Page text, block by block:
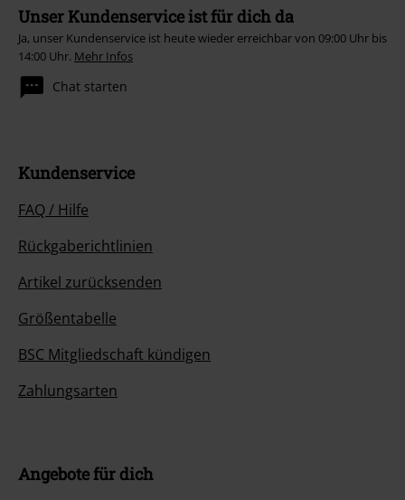
Unser Kundenservice ist für dich da
Ja, unser Kundenservice ist heute wieder erreichbar von 09:00 Uhr bis
14:00 Uhr. Mehr Infos
Chat starten
Kundenservice
FAQ / Hilfe
Rückgaberichtlinien
Artikel zurücksenden
Größentabelle
BSC Mitgliedschaft kündigen
Zahlungsarten
Angebote für dich